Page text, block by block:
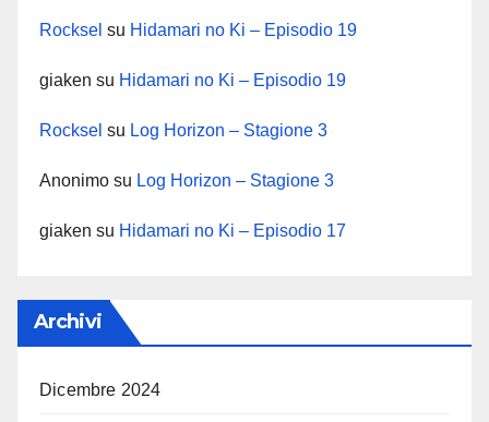
Rocksel su Hidamari no Ki – Episodio 19
giaken su Hidamari no Ki – Episodio 19
Rocksel su Log Horizon – Stagione 3
Anonimo su Log Horizon – Stagione 3
giaken su Hidamari no Ki – Episodio 17
Archivi
Dicembre 2024